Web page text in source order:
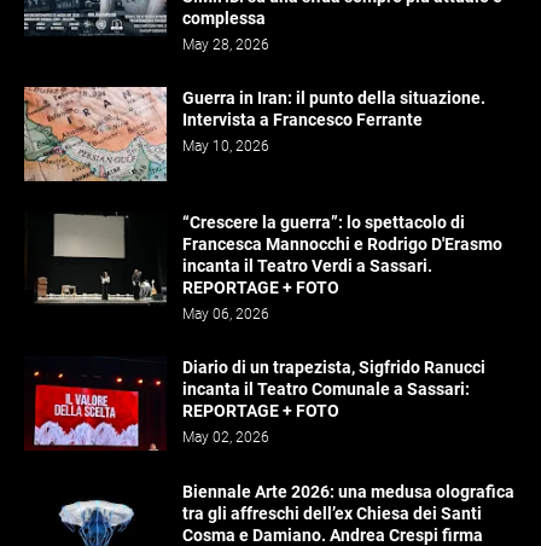
complessa
May 28, 2026
Guerra in Iran: il punto della situazione.
Intervista a Francesco Ferrante
May 10, 2026
“Crescere la guerra”: lo spettacolo di
Francesca Mannocchi e Rodrigo D'Erasmo
incanta il Teatro Verdi a Sassari.
REPORTAGE + FOTO
May 06, 2026
Diario di un trapezista, Sigfrido Ranucci
incanta il Teatro Comunale a Sassari:
REPORTAGE + FOTO
May 02, 2026
Biennale Arte 2026: una medusa olografica
tra gli affreschi dell’ex Chiesa dei Santi
Cosma e Damiano. Andrea Crespi firma